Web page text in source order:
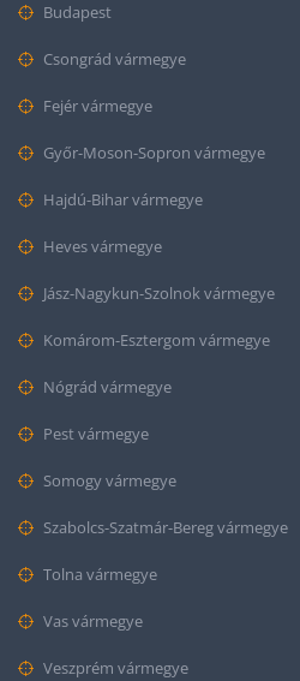
Budapest
Csongrád vármegye
Fejér vármegye
Győr-Moson-Sopron vármegye
Hajdú-Bihar vármegye
Heves vármegye
Jász-Nagykun-Szolnok vármegye
Komárom-Esztergom vármegye
Nógrád vármegye
Pest vármegye
Somogy vármegye
Szabolcs-Szatmár-Bereg vármegye
Tolna vármegye
Vas vármegye
Veszprém vármegye